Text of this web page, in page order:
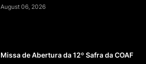
August 06, 2026
Missa de Abertura da 12º Safra da COAF